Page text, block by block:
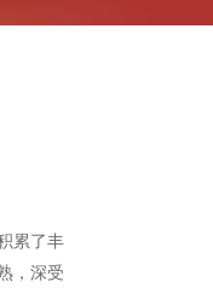
累了丰
，深受